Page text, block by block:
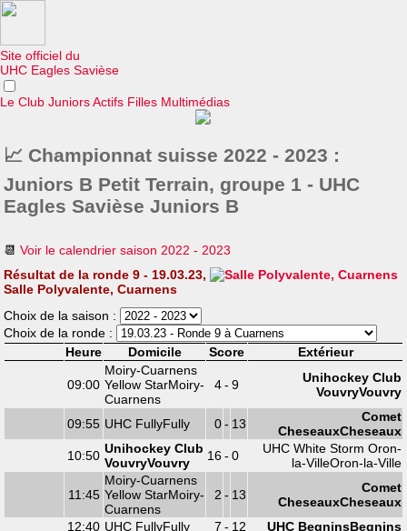
Site officiel du
UHC Eagles Savièse
Le Club JuniorsActifs Filles Multimédias
📈 Championnat suisse 2022 - 2023 :
Juniors B Petit Terrain, groupe 1 - UHC
Eagles Savièse Juniors B
📆 Voir le calendrier saison 2022 - 2023
Résultat de la ronde 9 - 19.03.23,
Salle Polyvalente, Cuarnens
Choix de la saison :
Choix de la ronde :
Heure
Domicile Score Extérieur
09:00
Moiry-Cuarnens
Yellow StarMoiry-
Cuarnens
4- 9
Unihockey Club
VouvryVouvry
09:55 UHC FullyFully 0- 13
Comet
CheseauxCheseaux
10:50 Unihockey Club
VouvryVouvry 16- 0
UHC White Storm Oron-
la-VilleOron-la-Ville
11:45
Moiry-Cuarnens
Yellow StarMoiry-
Cuarnens
2 - 13
Comet
CheseauxCheseaux
12:40 UHC FullyFully 7 - 12 UHC BegninsBegnins